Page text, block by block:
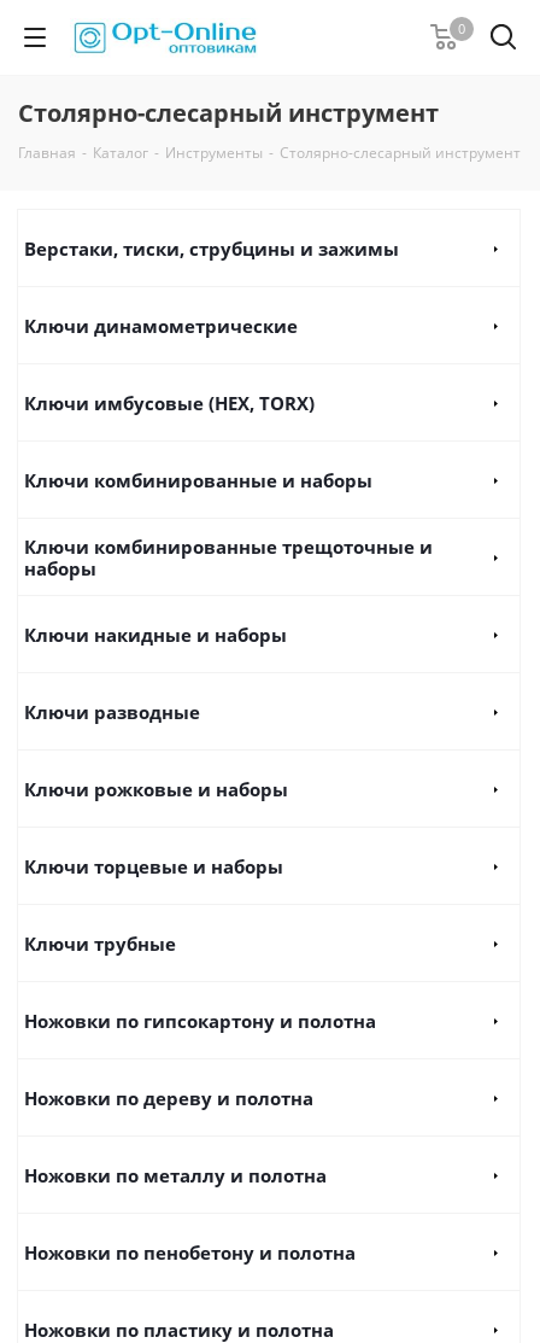
0
Столярно-слесарный инструмент
Главная - Каталог - Инструменты - Столярно-слесарный инструмент
Верстаки, тиски, струбцины и зажимы
Ключи динамометрические
Ключи имбусовые (HEX, TORX)
Ключи комбинированные и наборы
Ключи комбинированные трещоточные и
наборы
Ключи накидные и наборы
Ключи разводные
Ключи рожковые и наборы
Ключи торцевые и наборы
Ключи трубные
Ножовки по гипсокартону и полотна
Ножовки по дереву и полотна
Ножовки по металлу и полотна
Ножовки по пенобетону и полотна
Ножовки по пластику и полотна